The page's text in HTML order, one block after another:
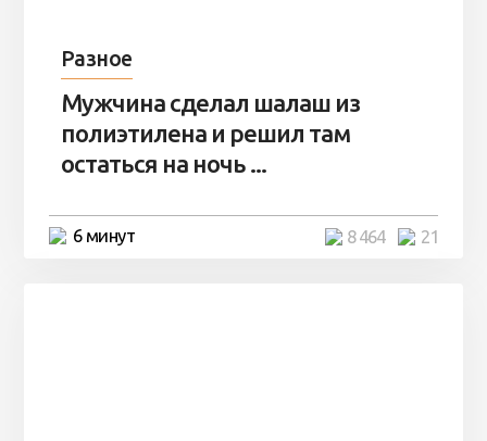
Разное
Мужчина сделал шалаш из
полиэтилена и решил там
остаться на ночь ...
6 минут 21
8 464